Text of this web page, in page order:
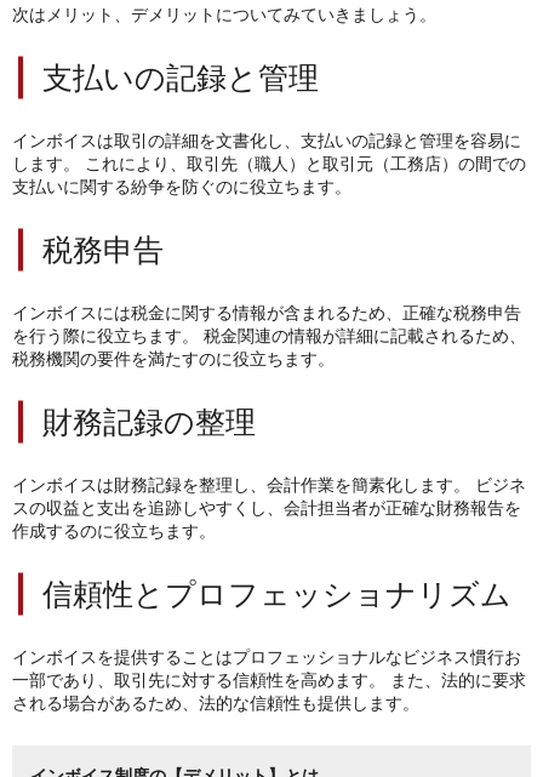
次はメリット、デメリットについてみていきましょう。
支払いの記録と管理
インボイスは取引の詳細を文書化し、支払いの記録と管理を容易に
します。
これにより、取引先（職人）と取引元（工務店）の間での
支払いに関する紛争を防ぐのに役立ちます。
税務申告
インボイスには税金に関する情報が含まれるため、正確な税務申告
を行う際に役立ちます。
税金関連の情報が詳細に記載されるため、
税務機関の要件を満たすのに役立ちます。
財務記録の整理
インボイスは財務記録を整理し、会計作業を簡素化します。
ビジネ
スの収益と支出を追跡しやすくし、会計担当者が正確な財務報告を
作成するのに役立ちます。
信頼性とプロフェッショナリズム
インボイスを提供することはプロフェッショナルなビジネス慣行お
一部であり、取引先に対する信頼性を高めます。
また、法的に要求
される場合があるため、法的な信頼性も提供します。